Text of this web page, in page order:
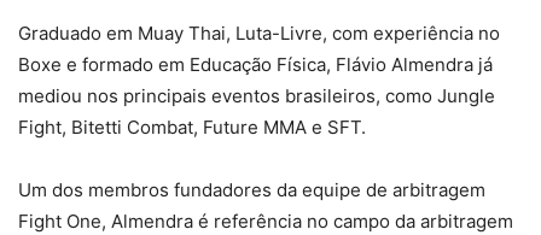
Graduado em Muay Thai, Luta-Livre, com experiência no
Boxe e formado em Educação Física, Flávio Almendra já
mediou nos principais eventos brasileiros, como Jungle
Fight, Bitetti Combat, Future MMA e SFT.
Um dos membros fundadores da equipe de arbitragem
Fight One, Almendra é referência no campo da arbitragem